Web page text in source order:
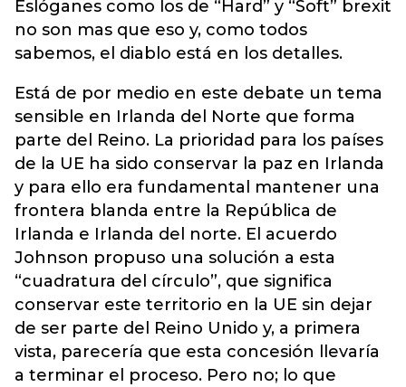
Eslóganes como los de “Hard” y “Soft” brexit
no son mas que eso y, como todos
sabemos, el diablo está en los detalles.
Está de por medio en este debate un tema
sensible en Irlanda del Norte que forma
parte del Reino. La prioridad para los países
de la UE ha sido conservar la paz en Irlanda
y para ello era fundamental mantener una
frontera blanda entre la República de
Irlanda e Irlanda del norte. El acuerdo
Johnson propuso una solución a esta
“cuadratura del círculo”, que significa
conservar este territorio en la UE sin dejar
de ser parte del Reino Unido y, a primera
vista, parecería que esta concesión llevaría
a terminar el proceso. Pero no; lo que